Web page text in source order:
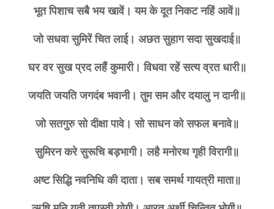
भूत पिशाच सबै भय खावें। यम के दूत निकट नहिं आवें॥
जो सधवा सुमिरें चित लाई। अछत सुहाग सदा सुखदाई॥
घर वर सुख प्रद लहैं कुमारी। विधवा रहें सत्य व्रत धारी॥
जयति जयति जगदंब भवानी। तुम सम और दयालु न दानी॥
जो सतगुरु सो दीक्षा पावे। सो साधन को सफल बनावे॥
सुमिरन करे सुरूचि बड़भागी। लहै मनोरथ गृही विरागी॥
अष्ट सिद्धि नवनिधि की दाता। सब समर्थ गायत्री माता॥